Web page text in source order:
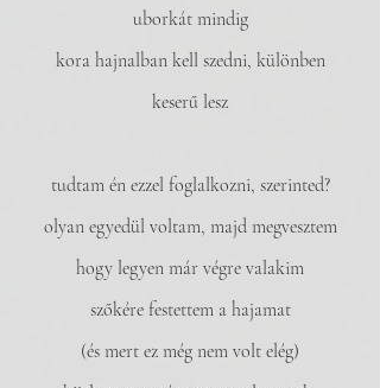
uborkát mindig
kora hajnalban kell szedni, különben
keserű lesz
tudtam én ezzel foglalkozni, szerinted?
olyan egyedül voltam, majd megvesztem
hogy legyen már végre valakim
szőkére festettem a hajamat
(és mert ez még nem volt elég)